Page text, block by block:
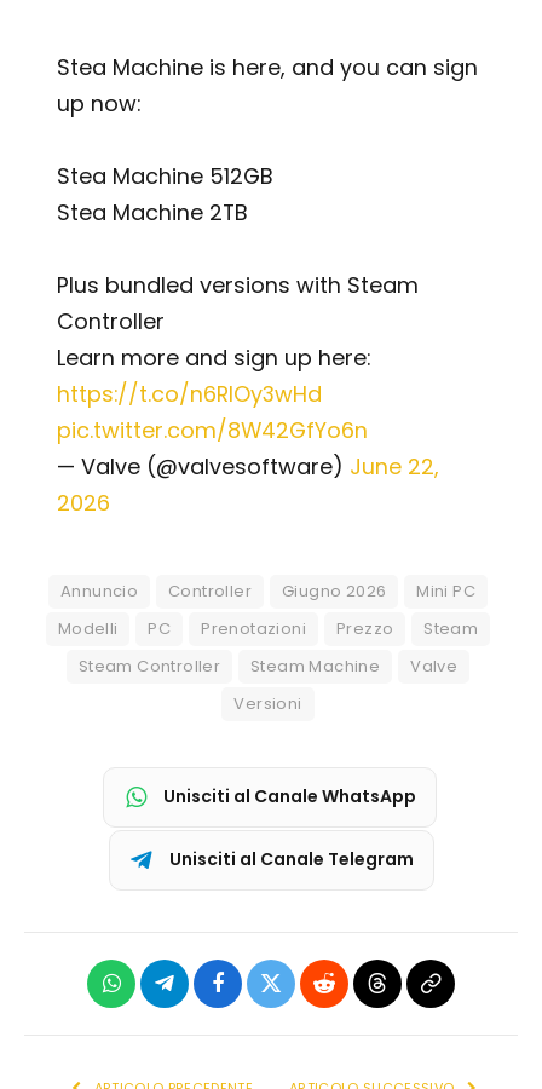
Stea Machine is here, and you can sign
up now:
Stea Machine 512GB
Stea Machine 2TB
Plus bundled versions with Steam
Controller
Learn more and sign up here:
https://t.co/n6RlOy3wHd
pic.twitter.com/8W42GfYo6n
— Valve (@valvesoftware) June 22,
2026
Annuncio Controller Giugno 2026
Mini PC
Modelli
PC Prenotazioni Prezzo
Steam
Steam Controller
Steam Machine
Valve
Versioni
Unisciti al Canale WhatsApp
Unisciti al Canale Telegram
WhatsAppTelegramFacebook
X
Reddit ThreadsCopia